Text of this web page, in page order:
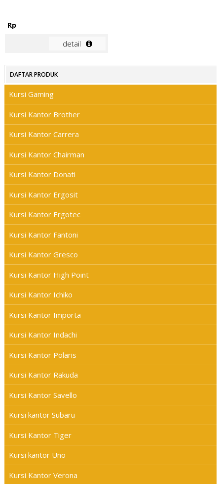
Rp
detail
DAFTAR PRODUK
Kursi Gaming
Kursi Kantor Brother
Kursi Kantor Carrera
Kursi Kantor Chairman
Kursi Kantor Donati
Kursi Kantor Ergosit
Kursi Kantor Ergotec
Kursi Kantor Fantoni
Kursi Kantor Gresco
Kursi Kantor High Point
Kursi Kantor Ichiko
Kursi Kantor Importa
Kursi Kantor Indachi
Kursi Kantor Polaris
Kursi Kantor Rakuda
Kursi Kantor Savello
Kursi kantor Subaru
Kursi Kantor Tiger
Kursi kantor Uno
Kursi Kantor Verona